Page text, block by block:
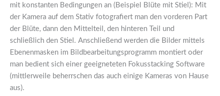
mit konstanten Bedingungen an (Beispiel Blüte mit Stiel): Mit
der Kamera auf dem Stativ fotografiert man den vorderen Part
der Blüte, dann den Mittelteil, den hinteren Teil und
schließlich den Stiel. Anschließend werden die Bilder mittels
Ebenenmasken im Bildbearbeitungsprogramm montiert oder
man bedient sich einer geeigneteten Fokusstacking Software
(mittlerweile beherrschen das auch einige Kameras von Hause
aus).